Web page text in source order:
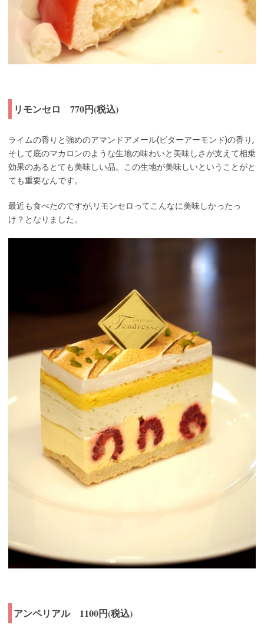
リモンセロ 770円(税込)
ライムの香りと強めのアマンドアメール(ビターアーモンド)の香り,
そして底のマカロンのような生地の味わいと美味しさが支えて相乗
効果のあるとても美味しい品。この生地が美味しいということがと
ても重要なんです。
最近も食べたのですが,リモンセロってこんなに美味しかったっ
け？となりました。
アンペリアル 1100円(税込)